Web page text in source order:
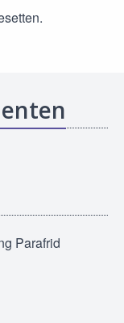
Parafrid